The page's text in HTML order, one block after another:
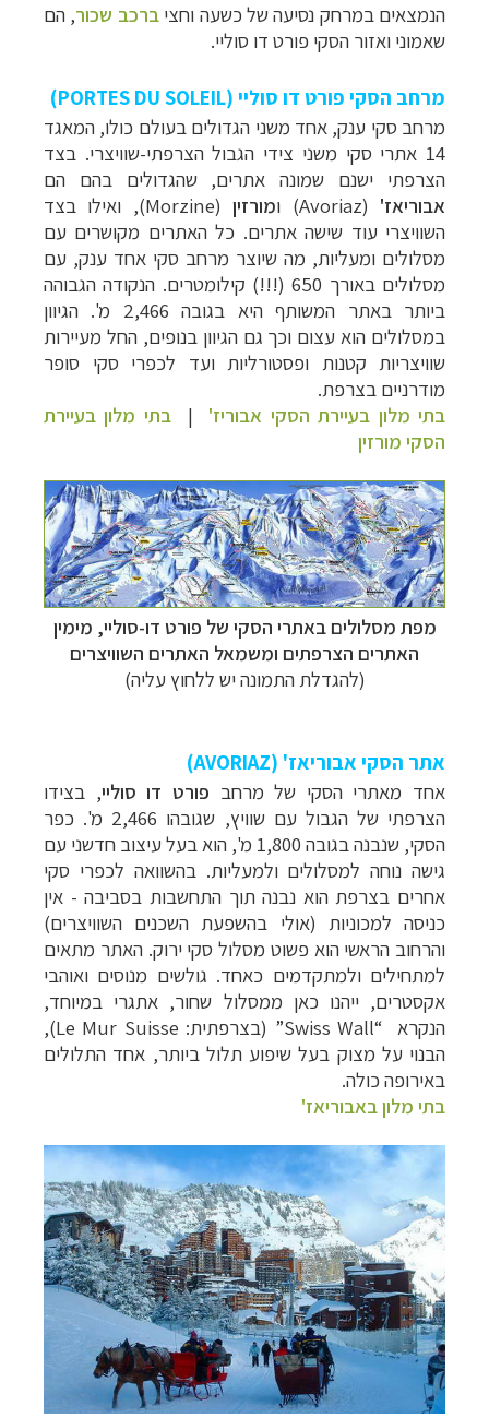
הנמצאים במרחק נסיעה של כשעה וחציברכב שכור, הם
שאמוני ואזור הסקי פורט דו סוליי.
מרחב הסקי פורט דו סוליי (PORTES DU SOLEIL
)
מרחב סקי ענק, אחד משני הגדולים בעולם כולו, המאגד
14 אתרי סקי משני צידי הגבול הצרפתי-שוויצרי. בצד
הצרפתי ישנם שמונה אתרים, שהגדולים בהם הם
אבוריאז' (
Avoriaz) ומורזין(
Morzine), ואילו בצד
השוויצרי עוד שישה אתרים. כל האתרים מקושרים עם
מסלולים ומעליות, מה שיוצר מרחב סקי אחד ענק, עם
מסלולים באורך 650 (!!!) קילומטרים. הנקודה הגבוהה
ביותר באתר המשותף היא בגובה 2,466 מ'. הגיוון
במסלולים הוא עצום וכך גם הגיוון בנופים, החל מעיירות
שוויצריות קטנות ופסטורליות ועד לכפרי סקי סופר
מודרניים בצרפת.
בתי מלון בעיירת הסקי אבוריז' |בתי מלון בעיירת
הסקי מורזין
מפת מסלולים באתרי הסקי של פורט דו-סוליי, מימין
האתרים הצרפתים ומשמאל האתרים השוויצרים
(להגדלת התמונה יש ללחוץ עליה)
אתר הסקי אבוריאז' (AVORIAZ
)
אחד מאתרי הסקי של מרחב פורט דו סוליי, בצידו
הצרפתי של הגבול עם שוויץ, שגובהו 2,466 מ'. כפר
הסקי, שנבנה בגובה 1,800 מ', הוא בעל עיצוב חדשני עם
גישה נוחה למסלולים ולמעליות. בהשוואה לכפרי סקי
אחרים בצרפת הוא נבנה תוך התחשבות בסביבה - אין
כניסה למכוניות (אולי בהשפעת השכנים השוויצרים)
והרחוב הראשי הוא פשוט מסלול סקי ירוק.האתר מתאים
למתחילים ולמתקדמים כאחד. גולשים מנוסים ואוהבי
אקסטרים, ייהנו כאן ממסלול שחור, אתגרי במיוחד,
הנקרא“Swiss Wall” (בצ רפתית: Le Mur Suisse
),
הבנוי על מצוק בעל שיפוע תלול ביותר, אחד התלולים
באירופה כולה.
בתי מלון באבוריאז'